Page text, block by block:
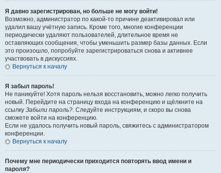
Я давно зарегистрирован, но больше не могу войти!
Возможно, администратор по какой-то причине деактивировал или
удалил вашу учётную запись. Кроме того, многие конференции
периодически удаляют пользователей, длительное время не
оставляющих сообщения, чтобы уменьшить размер базы данных. Если
это произошло, попробуйте зарегистрироваться снова и активнее
участвовать в дискуссиях.
Вернуться к началу
Я забыл пароль!
Не паникуйте! Хотя пароль нельзя восстановить, можно легко получить
новый. Перейдите на страницу входа на конференцию и щёлкните на
ссылку Забыли пароль?. Следуйте инструкциям, и скоро вы снова
сможете войти на конференцию.
Если не удалось получить новый пароль, свяжитесь с администратором
конференции.
Вернуться к началу
Почему мне периодически приходится повторять ввод имени и
пароля?